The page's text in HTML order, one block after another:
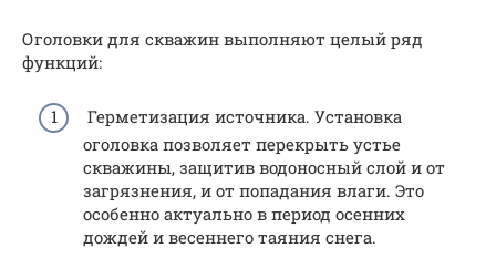
Оголовки для скважин выполняют целый ряд
функций:
Герметизация источника. Установка
оголовка позволяет перекрыть устье
скважины, защитив водоносный слой и от
загрязнения, и от попадания влаги. Это
особенно актуально в период осенних
дождей и весеннего таяния снега.